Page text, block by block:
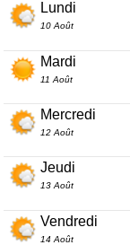
Lundi
10 Août
Mardi
11 Août
Mercredi
12 Août
Jeudi
13 Août
Vendredi
14 Août